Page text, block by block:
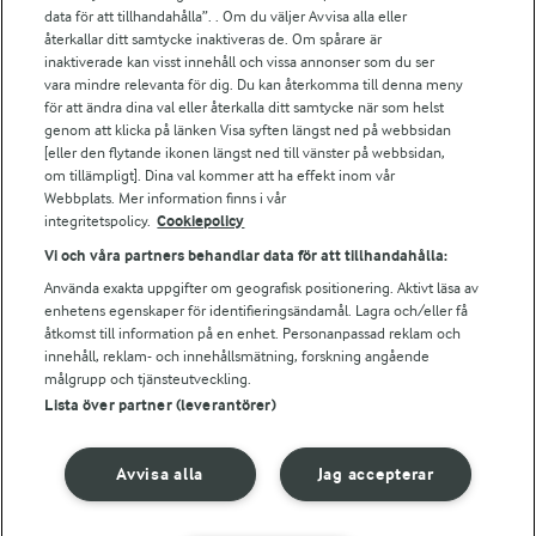
Falbygdens Ost
Arla webbshop
Bildbank
Följ oss
© 2026 Arla Foods
Integritetspolicy
data för att tillhandahålla”. . Om du väljer Avvisa alla eller
återkallar ditt samtycke inaktiveras de. Om spårare är
inaktiverade kan visst innehåll och vissa annonser som du ser
vara mindre relevanta för dig. Du kan återkomma till denna meny
för att ändra dina val eller återkalla ditt samtycke när som helst
genom att klicka på länken Visa syften längst ned på webbsidan
[eller den flytande ikonen längst ned till vänster på webbsidan,
om tillämpligt]. Dina val kommer att ha effekt inom vår
Webbplats. Mer information finns i vår
integritetspolicy. Cookiepolicy
Vi och våra partners behandlar data för att tillhandahålla:
Använda exakta uppgifter om geografisk positionering. Aktivt läsa av
enhetens egenskaper för identifieringsändamål. Lagra och/eller få
åtkomst till information på en enhet. Personanpassad reklam och
innehåll, reklam- och innehållsmätning, forskning angående
målgrupp och tjänsteutveckling.
Lista över partner (leverantörer)
Jag accepterar
Avvisa alla